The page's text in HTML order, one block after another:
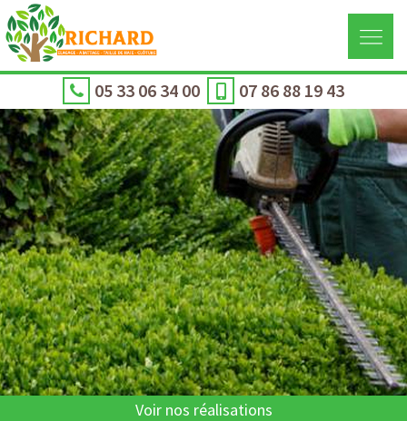
05 33 06 34 00 07 86 88 19 43
Voir nos réalisations